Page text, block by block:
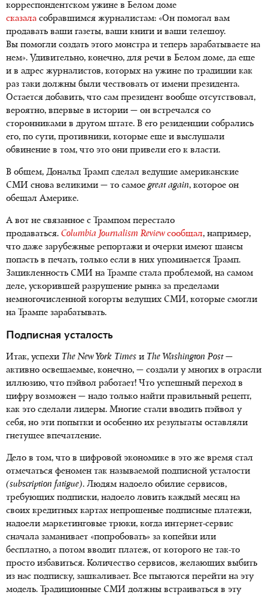
корреспондентском ужине в Белом доме
сказала собравшимся журналистам: «Он помогал вам
продавать ваши газеты, ваши книги и ваши телешоу.
Вы помогли создать этого монстра и теперь зарабатываете на
нем». Удивительно, конечно, для речи в Белом доме, да еще
и в адрес журналистов, которых на ужине по традиции как
раз таки должны были чествовать от имени президента.
Остается добавить, что сам президент вообще отсутствовал,
вероятно, впервые в истории — он встречался со
сторонниками в другом штате. В его резиденции собрались
его, по сути, противники, которые еще и выслушали
обвинение в том, что это они привели его к власти.
В общем, Дональд Трамп сделал ведущие американские
СМИ снова великими — то самое great again, которое он
обещал Америке.
А вот не связанное с Трампом перестало
продаваться. Columbia Journalism Review сообщал, например,
что даже зарубежные репортажи и очерки имеют шансы
попасть в печать, только если в них упоминается Трамп.
Зацикленность СМИ на Трампе стала проблемой, на самом
деле, ускорившей разрушение рынка за пределами
немногочисленной когорты ведущих СМИ, которые смогли
на Трампе зарабатывать.
Подписная усталость
Итак, успехи The New York Times и The Washington Post—
активно освещаемые, конечно, — создали у многих в отрасли
иллюзию, что пэйвол работает! Что успешный переход в
цифру возможен — надо только найти правильный рецепт,
как это сделали лидеры. Многие стали вводить пэйвол у
себя, но эти попытки и особенно их результаты оставляли
гнетущее впечатление.
Дело в том, что в цифровой экономике в это же время стал
отмечаться феномен так называемой подписной усталости
(subscription fatigue). Людям надоело обилие сервисов,
требующих подписки, надоело ловить каждый месяц на
своих кредитных картах непрошеные подписные платежи,
надоели маркетинговые трюки, когда интернет-сервис
сначала заманивает «попробовать» за копейки или
бесплатно, а потом вводит платеж, от которого не так-то
просто избавиться. Количество сервисов, желающих выбить
из нас подписку, зашкаливает. Все пытаются перейти на эту
модель. Традиционные СМИ должны встраиваться в эту